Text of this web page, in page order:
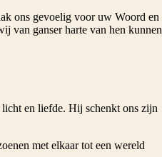
ons gevoelig voor uw Woord en
van ganser harte van hen kunnen
en liefde. Hij schenkt ons zijn
met elkaar tot een wereld